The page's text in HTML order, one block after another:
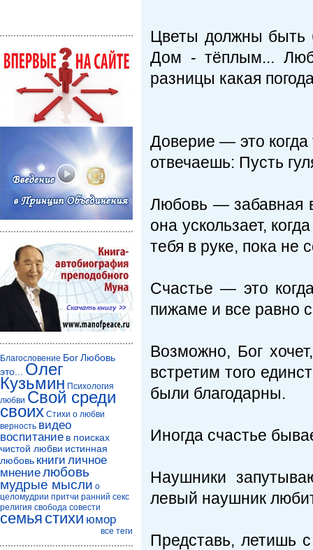
Цветы должны быть
Дом - тёплым...
разницы какая
Доверие — это когда
отвечаешь: Пусть
Любовь — забавная
она ускользает,
тебя в руке, пока не
Счастье — это
пижаме и все равно
Возможно, Бог
встретим того
были благодарны.
Иногда счастье
Наушники
левый наушник
Представь, летишь
Благословение БогЛюбовь
это...
Олег
Кузьмин Психология
любви Свой среди
своих Стихи о любви
верность видео
воспитание в поисках
чистой любви истинная
любовь книги личное
мнениелюбовь
мудрые мысли о
целомудрии притчи ранний секс
религия свобода совести
семья стихи юмор
все теги